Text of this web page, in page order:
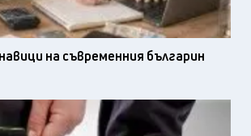
на съвременния българин